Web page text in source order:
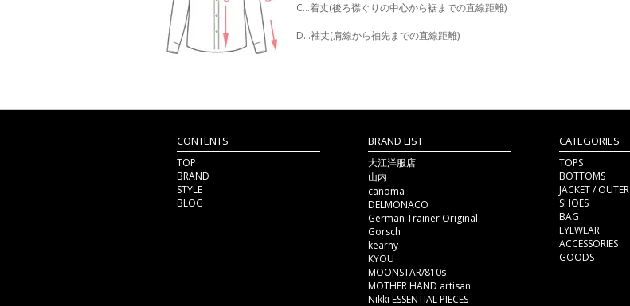
C…着丈(後ろ襟ぐりの中心から裾までの直線距離)
D…袖丈(肩線から袖先までの直線距離)
CONTENTS
TOP
BRAND
STYLE
BLOG
BRAND LIST
大江洋服店
山内
canoma
DELMONACO
German Trainer Original
Gorsch
kearny
KYOU
MOONSTAR/810s
MOTHER HAND artisan
Nikki ESSENTIAL PIECES
CATEGORIES
TOPS
BOTTOMS
JACKET / OUTER
SHOES
BAG
EYEWEAR
ACCESSORIES
GOODS